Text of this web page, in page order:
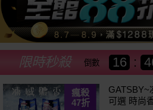
限時秒殺 倒數 16 :
瘋殺
47折
GATSBY~
可選 時尚